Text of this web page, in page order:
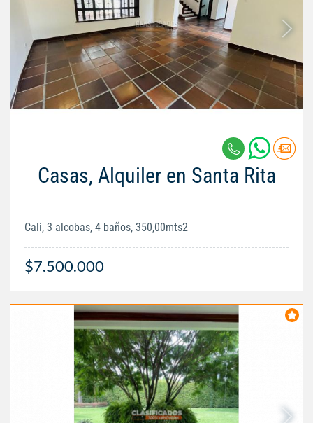
Casas, Alquiler en Santa Rita
Cali, 3 alcobas, 4 baños, 350,00mts2
$7.500.000